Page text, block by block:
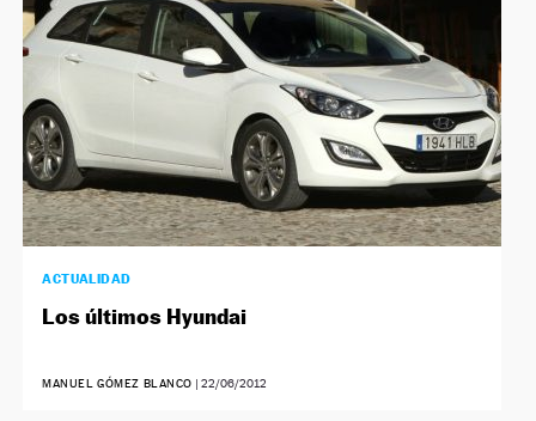
ACTUALIDAD
Los últimos Hyundai
MANUEL GÓMEZ BLANCO |22/06/2012